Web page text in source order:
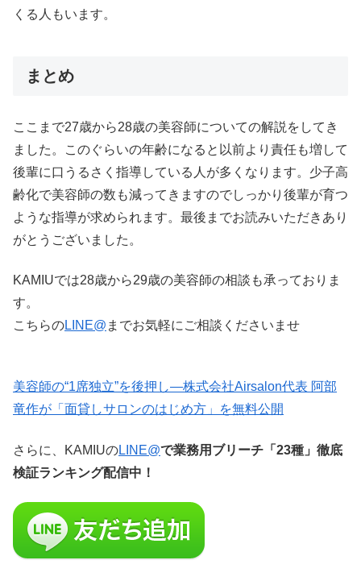
くる人もいます。
まとめ
ここまで27歳から28歳の美容師についての解説をしてき
ました。このぐらいの年齢になると以前より責任も増して
後輩に口うるさく指導している人が多くなります。少子高
齢化で美容師の数も減ってきますのでしっかり後輩が育つ
ような指導が求められます。最後までお読みいただきあり
がとうございました。
KAMIUでは28歳から29歳の美容師の相談も承っておりま
す。
こちらのLINE@ までお気軽にご相談くださいませ
美容師の“1席独立”を後押し—株式会社Airsalon代表 阿部
竜作が「面貸しサロンのはじめ方」を無料公開
さらに、KAMIUのLINE@で業務用ブリーチ「23種」徹底
検証ランキング配信中！